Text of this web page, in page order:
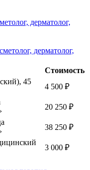
дерматолог,
дерматолог,
Стоимость
45
4 500 ₽
20 250 ₽
38 250 ₽
3 000 ₽